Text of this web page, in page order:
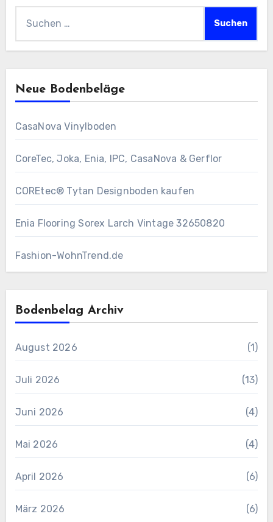
nach:
Neue Bodenbeläge
CasaNova Vinylboden
CoreTec, Joka, Enia, IPC, CasaNova & Gerflor
COREtec® Tytan Designboden kaufen
Enia Flooring Sorex ​Larch Vintage 32650820
Fashion-WohnTrend.de
Bodenbelag Archiv
August 2026 (1)
Juli 2026 (13)
Juni 2026 (4)
Mai 2026 (4)
April 2026 (6)
März 2026 (6)